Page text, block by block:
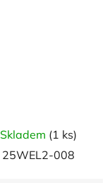
Skladem (1 ks)
25WEL2-008